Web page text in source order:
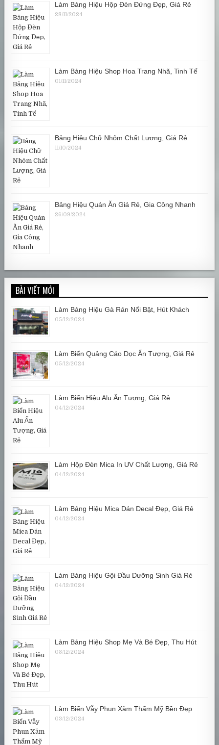
Làm Bảng Hiệu Hộp Đèn Đứng Đẹp, Giá Rẻ
28/11/2024
Làm Bảng Hiệu Shop Hoa Trang Nhã, Tinh Tế
01/11/2024
Bảng Hiệu Chữ Nhôm Chất Lượng, Giá Rẻ
11/10/2024
Bảng Hiệu Quán Ăn Giá Rẻ, Gia Công Nhanh
26/09/2024
BÀI VIẾT MỚI
Làm Bảng Hiệu Gà Rán Nổi Bật, Hút Khách
05/12/2024
Làm Biển Quảng Cáo Dọc Ấn Tượng, Giá Rẻ
05/12/2024
Làm Biển Hiệu Alu Ấn Tượng, Giá Rẻ
04/12/2024
Làm Hộp Đèn Mica In UV Chất Lượng, Giá Rẻ
04/12/2024
Làm Bảng Hiệu Mica Dán Decal Đẹp, Giá Rẻ
04/12/2024
Làm Bảng Hiệu Gội Đầu Dưỡng Sinh Giá Rẻ
04/12/2024
Làm Bảng Hiệu Shop Mẹ Và Bé Đẹp, Thu Hút
03/12/2024
Làm Biển Vẫy Phun Xăm Thẩm Mỹ Bền Đẹp
03/12/2024